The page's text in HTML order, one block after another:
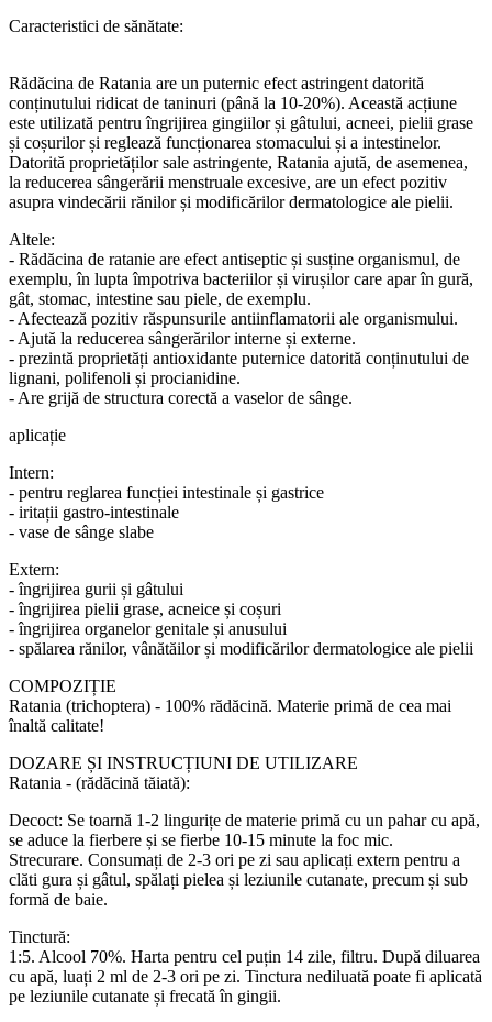
Caracteristici de sănătate:
Rădăcina de Ratania are un puternic efect astringent datorită
conținutului ridicat de taninuri (până la 10-20%). Această acțiune
este utilizată pentru îngrijirea gingiilor și gâtului, acneei, pielii grase
și coșurilor și reglează funcționarea stomacului și a intestinelor.
Datorită proprietăților sale astringente, Ratania ajută, de asemenea,
la reducerea sângerării menstruale excesive, are un efect pozitiv
asupra vindecării rănilor și modificărilor dermatologice ale pielii.
Altele:
- Rădăcina de ratanie are efect antiseptic și susține organismul, de
exemplu, în lupta împotriva bacteriilor și virușilor care apar în gură,
gât, stomac, intestine sau piele, de exemplu.
- Afectează pozitiv răspunsurile antiinflamatorii ale organismului.
- Ajută la reducerea sângerărilor interne și externe.
- prezintă proprietăți antioxidante puternice datorită conținutului de
lignani, polifenoli și procianidine.
- Are grijă de structura corectă a vaselor de sânge.
aplicație
Intern:
- pentru reglarea funcției intestinale și gastrice
- iritații gastro-intestinale
- vase de sânge slabe
Extern:
- îngrijirea gurii și gâtului
- îngrijirea pielii grase, acneice și coșuri
- îngrijirea organelor genitale și anusului
- spălarea rănilor, vânătăilor și modificărilor dermatologice ale pielii
COMPOZIȚIE
Ratania (trichoptera) - 100% rădăcină. Materie primă de cea mai
înaltă calitate!
DOZARE ȘI INSTRUCȚIUNI DE UTILIZARE
Ratania - (rădăcină tăiată):
Decoct: Se toarnă 1-2 lingurițe de materie primă cu un pahar cu apă,
se aduce la fierbere și se fierbe 10-15 minute la foc mic.
Strecurare. Consumați de 2-3 ori pe zi sau aplicați extern pentru a
clăti gura și gâtul, spălați pielea și leziunile cutanate, precum și sub
formă de baie.
Tinctură:
1:5. Alcool 70%. Harta pentru cel puțin 14 zile, filtru. După diluarea
cu apă, luați 2 ml de 2-3 ori pe zi. Tinctura nediluată poate fi aplicată
pe leziunile cutanate și frecată în gingii.